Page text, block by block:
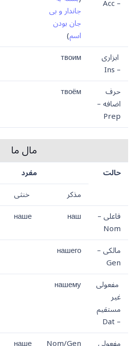
– Acc جاندار و بی
جان بودن
اسم)
ابزاری
– Ins
твоим
حرف
اضافه –
Prep
твоём
مال ما
حالت مفرد
مذکر
خنثی
فاعلی –
Nom
наш
наше
مالکی –
Gen
нашего
مفعولی
غیر
مستقیم
– Dat
нашему